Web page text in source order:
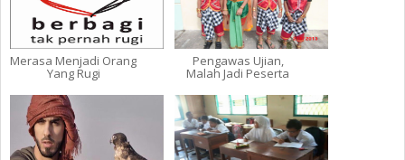
Merasa Menjadi Orang
Yang Rugi
Pengawas Ujian,
Malah Jadi Peserta